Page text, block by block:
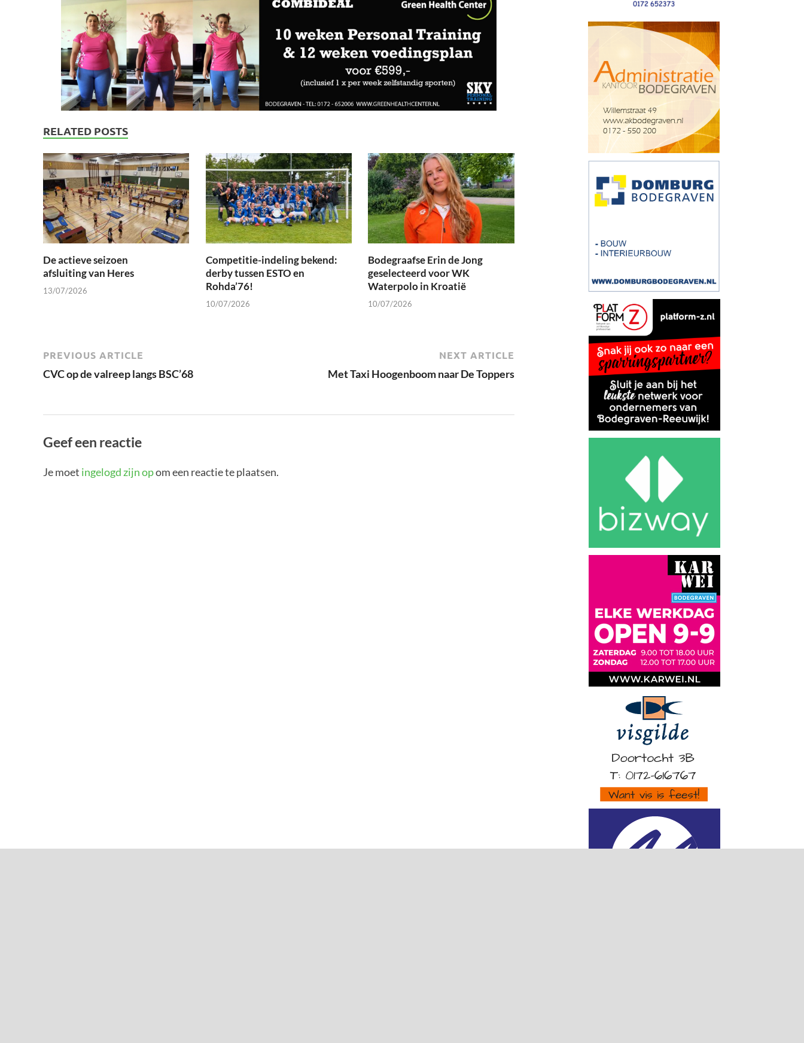
RELATED POSTS
De actieve seizoen
afsluiting van Heres
13/07/2026
Competitie-indeling bekend:
derby tussen ESTO en
Rohda’76!
10/07/2026
Bodegraafse Erin de Jong
geselecteerd voor WK
Waterpolo in Kroatië
10/07/2026
PREVIOUS ARTICLE
CVC op de valreep langs BSC’68
NEXT ARTICLE
Met Taxi Hoogenboom naar De Toppers
Geef een reactie
Je moet ingelogd zijn opom een reactie te plaatsen.